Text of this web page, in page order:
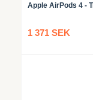
Apple AirPods 4 -
1 371 SEK